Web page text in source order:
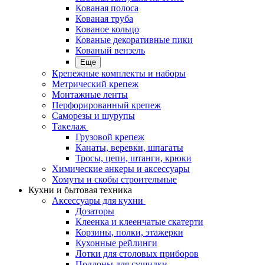
Кованая полоса
Кованая труба
Кованое кольцо
Кованые декоративные пики
Кованый вензель
Еще
Крепежные комплекты и наборы
Метрический крепеж
Монтажные ленты
Перфорированный крепеж
Саморезы и шурупы
Такелаж
Грузовой крепеж
Канаты, веревки, шпагаты
Тросы, цепи, штанги, крюки
Химические анкеры и аксессуары
Хомуты и скобы строительные
Кухни и бытовая техника
Аксессуары для кухни
Дозаторы
Клеенка и клеенчатые скатерти
Корзины, полки, этажерки
Кухонные рейлинги
Лотки для столовых приборов